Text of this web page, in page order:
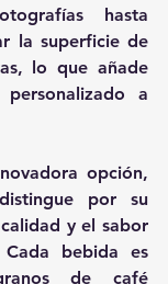
hasta
la superficie de
lo que añade
a
opción,
por su
y el sabor
bebida es
de café